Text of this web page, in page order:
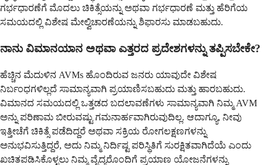
ಗರ್ಭಧಾರಣೆಗೆ ಮೊದಲು ಚಿಕಿತ್ಸೆಯನ್ನು ಅಥವಾ ಗರ್ಭಧಾರಣೆ ಮತ್ತು ಹೆರಿಗೆಯ
ಸಮಯದಲ್ಲಿ ವಿಶೇಷ ಮೇಲ್ವಿಚಾರಣೆಯನ್ನು ಶಿಫಾರಸು ಮಾಡಬಹುದು.
ನಾನು ವಿಮಾನಯಾನ ಅಥವಾ ಎತ್ತರದ ಪ್ರದೇಶಗಳನ್ನು ತಪ್ಪಿಸಬೇಕೇ?
ಹೆಚ್ಚಿನ ಮೆದುಳಿನ AVMs ಹೊಂದಿರುವ ಜನರು ಯಾವುದೇ ವಿಶೇಷ
ನಿರ್ಬಂಧಗಳಿಲ್ಲದೆ ಸಾಮಾನ್ಯವಾಗಿ ಪ್ರಯಾಣಿಸಬಹುದು ಮತ್ತು ಹಾರಬಹುದು.
ವಿಮಾನದ ಸಮಯದಲ್ಲಿ ಒತ್ತಡದ ಬದಲಾವಣೆಗಳು ಸಾಮಾನ್ಯವಾಗಿ ನಿಮ್ಮ AVM
ಅನ್ನು ಪರಿಣಾಮ ಬೀರುವಷ್ಟು ಗಮನಾರ್ಹವಾಗಿರುವುದಿಲ್ಲ. ಆದಾಗ್ಯೂ, ನೀವು
ಇತ್ತೀಚೆಗೆ ಚಿಕಿತ್ಸೆ ಪಡೆದಿದ್ದರೆ ಅಥವಾ ಸಕ್ರಿಯ ರೋಗಲಕ್ಷಣಗಳನ್ನು
ಅನುಭವಿಸುತ್ತಿದ್ದರೆ, ಅದು ನಿಮ್ಮ ನಿರ್ದಿಷ್ಟ ಪರಿಸ್ಥಿತಿಗೆ ಸುರಕ್ಷಿತವಾಗಿದೆಯೆ ಎಂದು
ಖಚಿತಪಡಿಸಿಕೊಳ್ಳಲು ನಿಮ್ಮ ವೈದ್ಯರೊಂದಿಗೆ ಪ್ರಯಾಣ ಯೋಜನೆಗಳನ್ನು